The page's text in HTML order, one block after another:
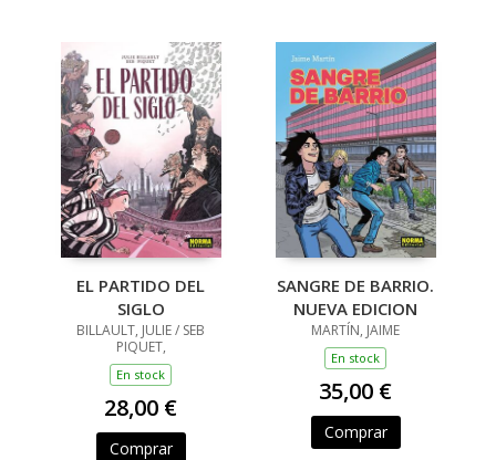
EL PARTIDO DEL
SIGLO
BILLAULT, JULIE / SEB
PIQUET,
En stock
28,00 €
Comprar
SANGRE DE BARRIO.
NUEVA EDICION
MARTÍN, JAIME
En stock
35,00 €
Comprar